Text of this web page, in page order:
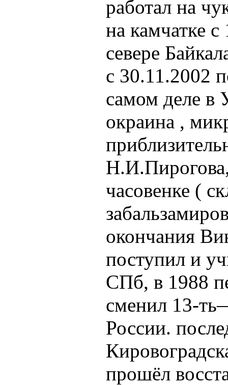
работал на
на камчатке
севере
с 30.11.2002
самом деле в
окраина ,
часовенке (
окончания
поступил и
СПб, в 1988
сменил 13-
России.
прошёл